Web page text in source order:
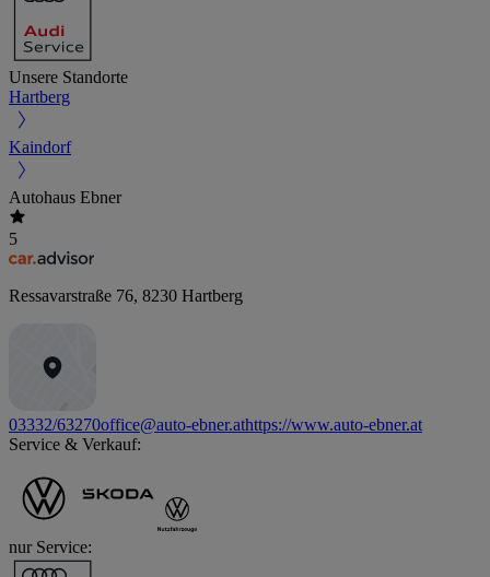
Unsere Standorte
Hartberg
Kaindorf
Autohaus Ebner
5
Ressavarstraße 76, 8230 Hartberg
03332/63270office@auto-ebner.athttps://www.auto-ebner.at
Service & Verkauf:
nur Service: